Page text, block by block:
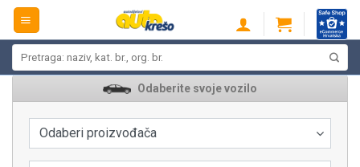
Skip
content
Odaberite svoje vozilo
Odaberi proizvođača